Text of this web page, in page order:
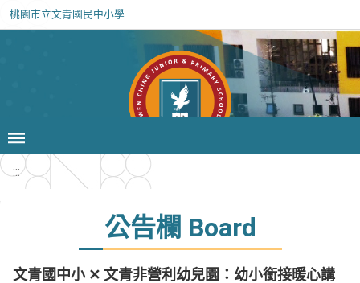
桃園市立文青國民中小學
:::
公告欄 Board
文青國中小 ✕ 文青非營利幼兒園：幼小銜接暖心講